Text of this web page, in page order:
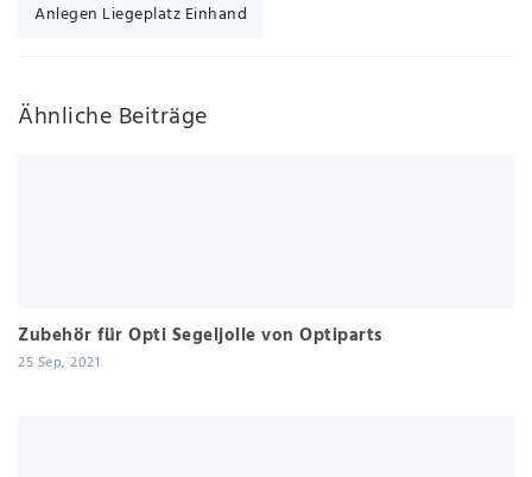
Anlegen Liegeplatz Einhand
Ähnliche Beiträge
Zubehör für Opti Segeljolle von Optiparts
25 Sep, 2021